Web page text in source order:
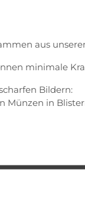
aus
minimale
Bildern:
Münzen in